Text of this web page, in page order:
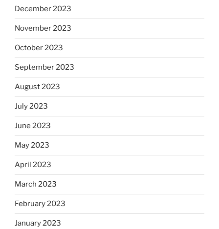
December 2023
November 2023
October 2023
September 2023
August 2023
July 2023
June 2023
May 2023
April 2023
March 2023
February 2023
January 2023